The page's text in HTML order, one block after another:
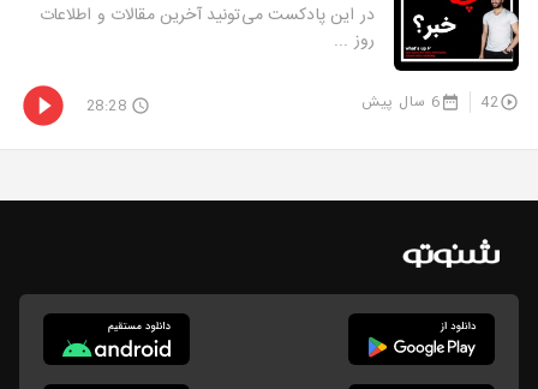
در این پادکست می‌تونید آخرین مقالات و اطلاعات
روز ...
42 6 سال پیش 28:28